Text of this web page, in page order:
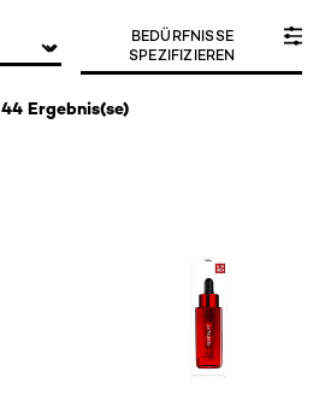
44 Ergebnis(se)
BEDÜRFNISSE
SPEZIFIZIEREN